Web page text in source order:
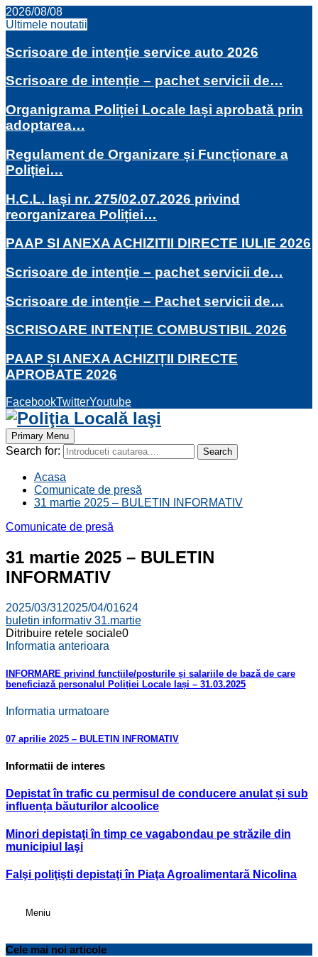
2026/08/08
Ultimele noutatii
Scrisoare de intenție service auto 2026
Scrisoare de intenție – pachet servicii de…
Organigrama Poliției Locale Iași aprobată prin
adoptarea…
Regulament de Organizare și Funcționare a
Poliției…
H.C.L. Iași nr. 275/02.07.2026 privind
reorganizarea Poliției…
PAAP SI ANEXA ACHIZITII DIRECTE IULIE 2026
Scrisoare de intenție – pachet servicii de…
Scrisoare de intenție – Pachet servicii de…
SCRISOARE INTENȚIE COMBUSTIBIL 2026
PAAP ȘI ANEXA ACHIZIȚII DIRECTE
APROBATE 2026
FacebookTwitterYoutube
Primary Menu
Search for: Search
Acasa
Comunicate de presă
31 martie 2025 – BULETIN INFORMATIV
Comunicate de presă
31 martie 2025 – BULETIN
INFORMATIV
2025/03/312025/04/01624
buletin informativ 31.martie
Ditribuire retele sociale0
Informatia anterioara
INFORMARE privind funcțiile/posturile și salariile de bază de care
beneficiază personalul Poliției Locale Iași – 31.03.2025
Informatia urmatoare
07 aprilie 2025 – BULETIN INFROMATIV
Informatii de interes
Depistat în trafic cu permisul de conducere anulat și sub
influența băuturilor alcoolice
Minori depistaţi în timp ce vagabondau pe străzile din
municipiul Iaşi
Falşi poliţişti depistaţi în Piaţa Agroalimentară Nicolina
Meniu
Cele mai noi articole